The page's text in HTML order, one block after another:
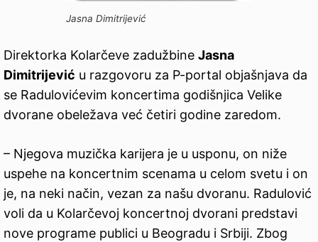
Jasna Dimitrijević
Direktorka Kolarčeve zadužbine Jasna
Dimitrijević u razgovoru za P-portal objašnjava da
se Radulovićevim koncertima godišnjica Velike
dvorane obeležava već četiri godine zaredom.
– Njegova muzička karijera je u usponu, on niže
uspehe na koncertnim scenama u celom svetu i on
je, na neki način, vezan za našu dvoranu. Radulović
voli da u Kolarčevoj koncertnoj dvorani predstavi
nove programe publici u Beogradu i Srbiji. Zbog